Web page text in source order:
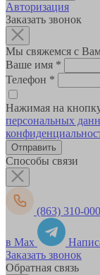
Авторизация
Заказать звонок
Мы свяжемся с
Ваше имя *
Телефон *
Нажимая на
персональных
Способы связи
(863) 310-
в Max
Заказать звонок
Обратная связь